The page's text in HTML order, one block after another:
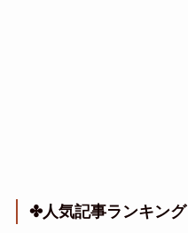
✤人気記事ランキング